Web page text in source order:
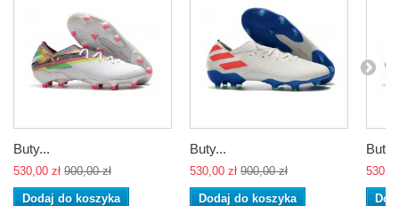
Buty...
530,00 zł 900,00 zł
Dodaj do koszyka
Buty...
530,00 zł 900,00 zł
Dodaj do koszyka